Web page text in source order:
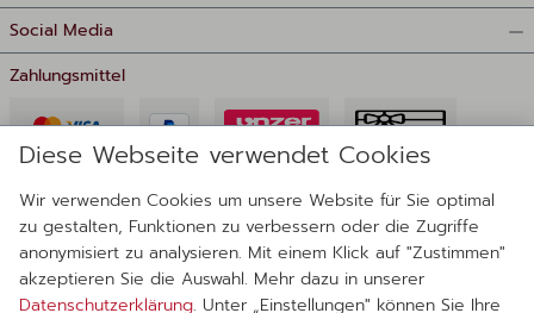
Social Media
Zahlungsmittel
Lieferanten
Diese Webseite verwendet Cookies
Wir verwenden Cookies um unsere Website für Sie optimal
zu gestalten, Funktionen zu verbessern oder die Zugriffe
anonymisiert zu analysieren. Mit einem Klick auf "Zustimmen"
akzeptieren Sie die Auswahl. Mehr dazu in unserer
Datenschutzerklärung. Unter „Einstellungen" können Sie Ihre